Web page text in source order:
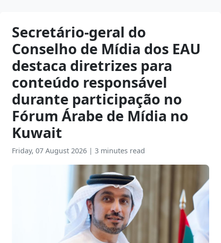
Secretário-geral do
Conselho de Mídia dos EAU
destaca diretrizes para
conteúdo responsável
durante participação no
Fórum Árabe de Mídia no
Kuwait
Friday, 07 August 2026 | 3 minutes read